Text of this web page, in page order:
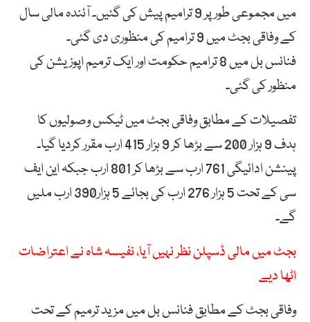
میں مجموعی طور پر 9 ترامیم پیش کی گئیں۔ آئندہ مالی سال
کے وفاقی بجٹ میں 9 ترامیم کی منظوری دی گئی۔
فنانس بل میں 8 ترامیم حکومت اور ایک ترمیم اپوزیشن کی
منظور کی گئی۔
تفصیلات کے مطابق وفاقی بجٹ میں ٹیکس وصولیوں کا
ہدف 9 ہزار 200 سے بڑھا کر 9 ہزار 415 ارب مقرر کردیا گیا۔
پینشن ادائیگی 761 ارب سے بڑھا کر 801 ارب جبکہ این ایف
سی کے تحت 5 ہزار 276 ارب کی بجائے 5 ہزار390 ارب ملیں
گے۔
بجٹ میں مالی ڈسپلن نظر نہیں آیا، نفیسہ شاہ نے اعتراضات
اٹھا دیے
وفاقی بجٹ کے مطابق فنانس بل میں مزید ترمیم کے تحت